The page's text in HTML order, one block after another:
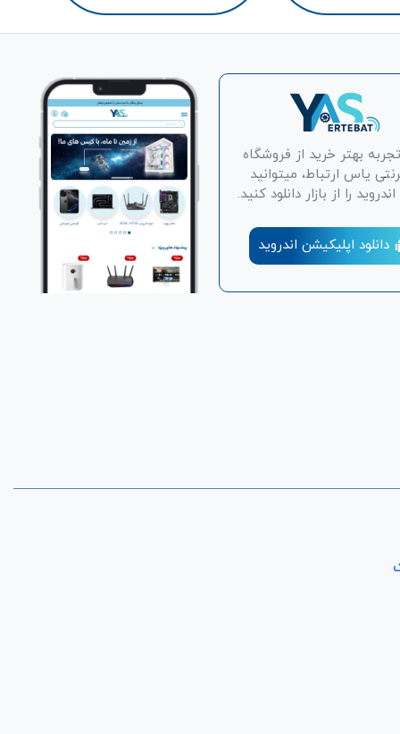
بهتر خرید از فروشگاه
یاس ارتباط، میتوانید
را از بازار دانلود کنید.
دانلود اپلیکیشن اندروید